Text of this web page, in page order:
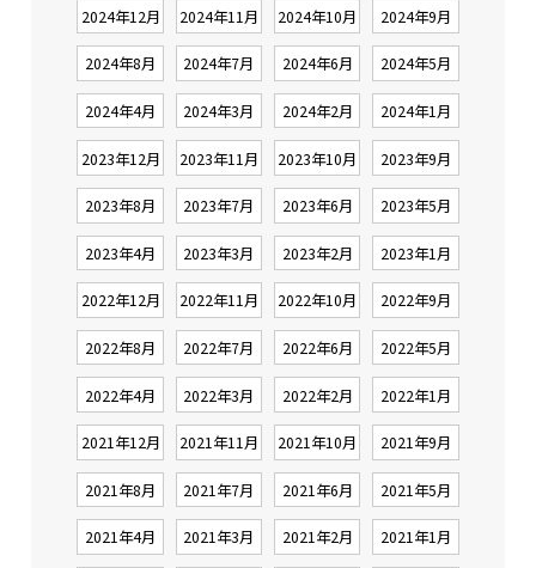
2024年12月 2024年11月 2024年10月 2024年9月
2024年8月 2024年7月 2024年6月 2024年5月
2024年4月 2024年3月 2024年2月 2024年1月
2023年12月 2023年11月 2023年10月 2023年9月
2023年8月 2023年7月 2023年6月 2023年5月
2023年4月 2023年3月 2023年2月 2023年1月
2022年12月 2022年11月 2022年10月 2022年9月
2022年8月 2022年7月 2022年6月 2022年5月
2022年4月 2022年3月 2022年2月 2022年1月
2021年12月 2021年11月 2021年10月 2021年9月
2021年8月 2021年7月 2021年6月 2021年5月
2021年4月 2021年3月 2021年2月 2021年1月